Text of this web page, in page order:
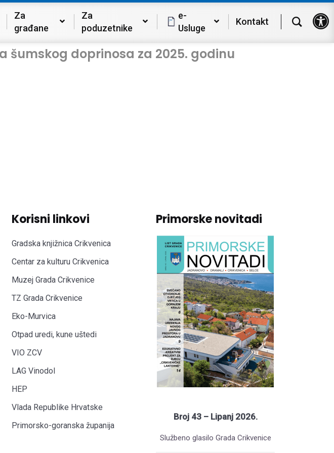
Za
građane
Za
poduzetnike
e-
Usluge
Kontakt
šumskog doprinosa za 2025. godinu
Korisni linkovi
Gradska knjižnica Crikvenica
Centar za kulturu Crikvenica
Muzej Grada Crikvenice
TZ Grada Crikvenice
Eko-Murvica
Otpad uredi, kune uštedi
VIO ZCV
LAG Vinodol
HEP
Vlada Republike Hrvatske
Primorsko-goranska županija
Primorske novitadi
Broj 43 – Lipanj 2026.
Službeno glasilo Grada Crikvenice